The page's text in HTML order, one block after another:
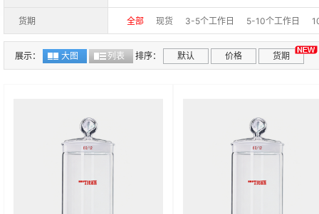
货期 全部 现货 3-5个工作日 5-10个工作日
展示： 大图 列表 排序： 默认 价格 货期